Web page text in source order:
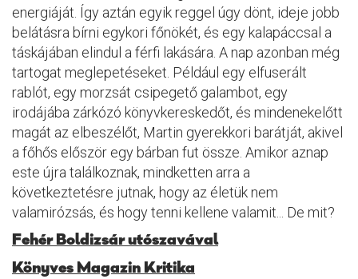
energiáját. Így aztán egyik reggel úgy dönt, ideje jobb
belátásra bírni egykori főnökét, és egy kalapáccsal a
táskájában elindul a férfi lakására. A nap azonban még
tartogat meglepetéseket. Például egy elfuserált
rablót, egy morzsát csipegető galambot, egy
irodájába zárkózó könyvkereskedőt, és mindenekelőtt
magát az elbeszélőt, Martin gyerekkori barátját, akivel
a főhős először egy bárban fut össze. Amikor aznap
este újra találkoznak, mindketten arra a
következtetésre jutnak, hogy az életük nem
valamirózsás, és hogy tenni kellene valamit... De mit?
Fehér Boldizsár utószavával
Könyves Magazin Kritika